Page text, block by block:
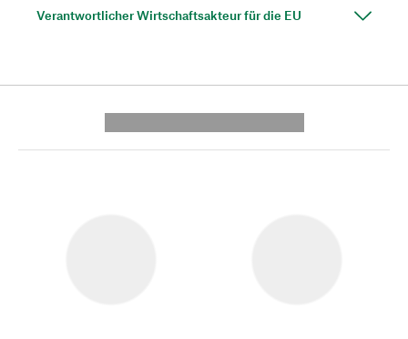
Verantwortlicher Wirtschaftsakteur für die EU